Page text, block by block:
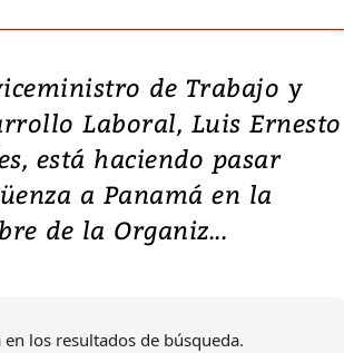
de Trabajo y
Laboral, Luis Ernesto
está haciendo pasar
a Panamá en la
de la Organiz...
los resultados de búsqueda.
Video, Japón: Terremoto
deja heridos y graves
daños en Kumamoto